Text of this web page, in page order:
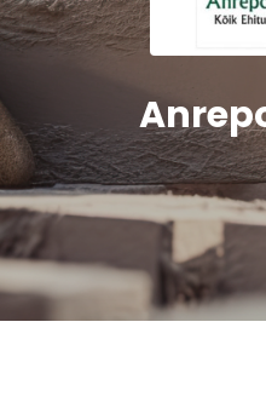
E-kirja sisu:
Saada mulle koopia